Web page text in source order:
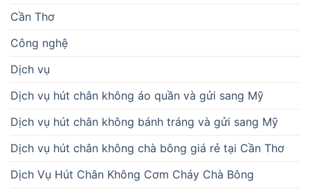
Cần Thơ
Công nghệ
Dịch vụ
Dịch vụ hút chân không áo quần và gửi sang Mỹ
Dịch vụ hút chân không bánh tráng và gửi sang Mỹ
Dịch vụ hút chân không chà bông giá rẻ tại Cần Thơ
Dịch Vụ Hút Chân Không Cơm Cháy Chà Bông